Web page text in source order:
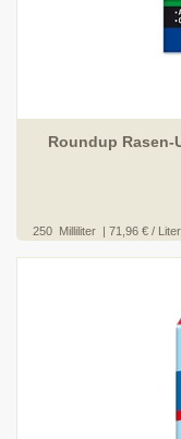
Roundup Rasen-
250 Milliliter | 71,96 € / Liter